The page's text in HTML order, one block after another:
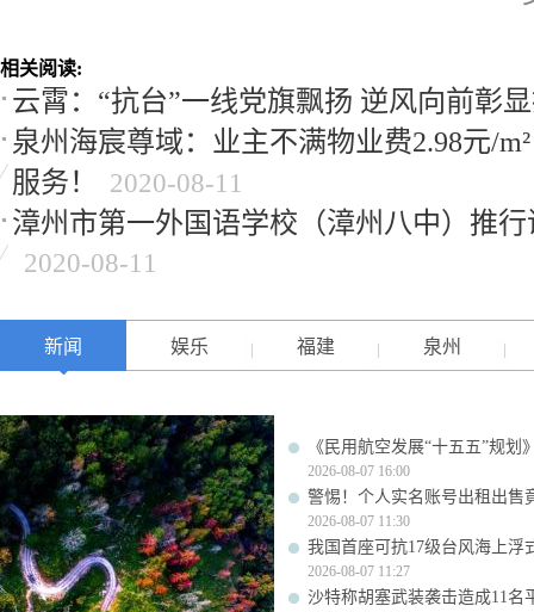
相关阅读:
云霄：“抗台”一线党旗飘扬 逆风向前彰
泉州海宸尊域：业主不满物业费2.98元/
服务！
2020-08-11
漳州市第一外国语学校（漳州八中）推
2020-08-11
新闻 娱乐 福建 泉州
《民用航空发展“十五五”规划
2026-08-07 16:00
警惕！个人实名账号出租出售
2026-08-07 11:30
我国首座可抗17级台风海上浮
2026-08-07 11:27
沙特称胡塞武装袭击造成11名